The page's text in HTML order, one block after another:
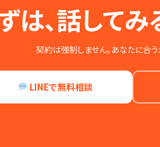
は、話してみ
契約は強制しません。あなたに合う
LINEで無料相談